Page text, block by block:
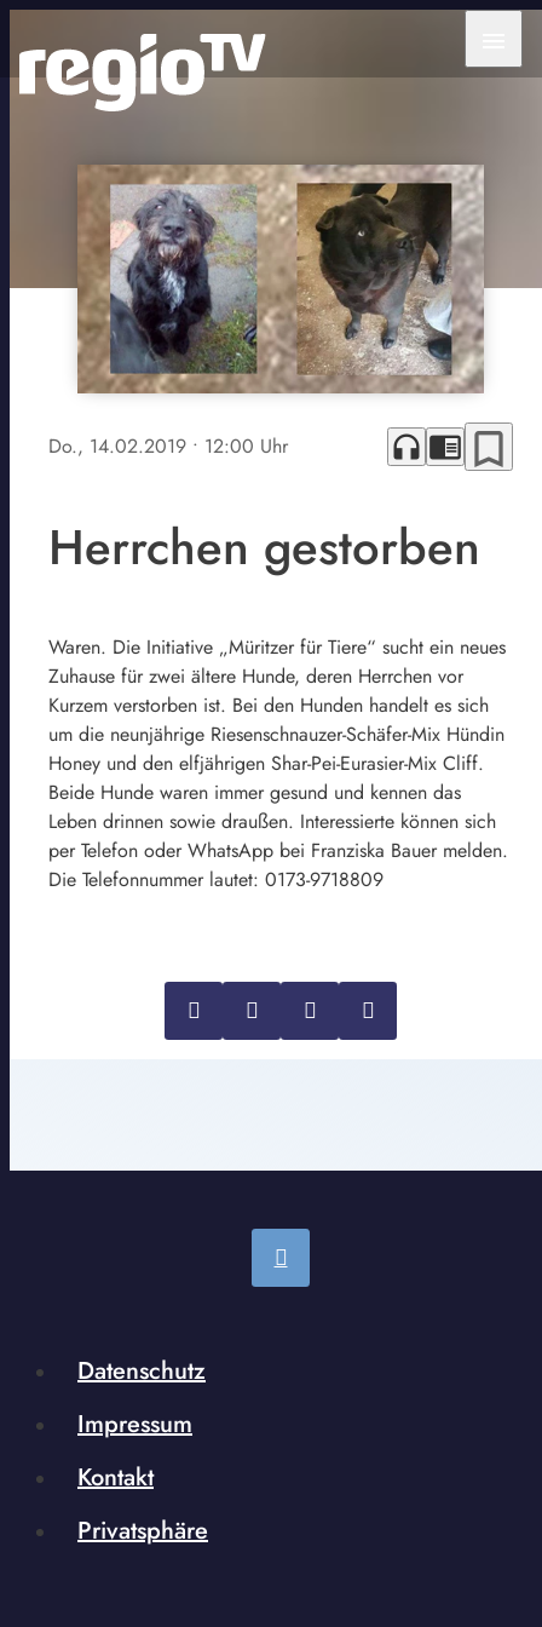
Do., 14.02.2019 • 12:00 Uhr headphones chrome_reader_mode bookmark_border
Herrchen gestorben
Waren. Die Initiative „Müritzer für Tiere“ sucht ein neues
Zuhause für zwei ältere Hunde, deren Herrchen vor
Kurzem verstorben ist. Bei den Hunden handelt es sich
um die neunjährige Riesenschnauzer-Schäfer-Mix Hündin
Honey und den elfjährigen Shar-Pei-Eurasier-Mix Cliff.
Beide Hunde waren immer gesund und kennen das
Leben drinnen sowie draußen. Interessierte können sich
per Telefon oder WhatsApp bei Franziska Bauer melden.
Die Telefonnummer lautet: 0173-9718809
Datenschutz
Impressum
Kontakt
Privatsphäre